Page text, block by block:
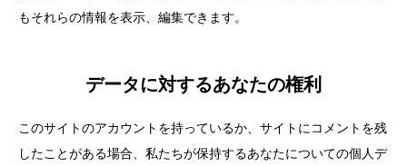
もそれらの情報を表示、編集できます。
データに対するあなたの権利
このサイトのアカウントを持っているか、サイトにコメントを残
したことがある場合、私たちが保持するあなたについての個人デ